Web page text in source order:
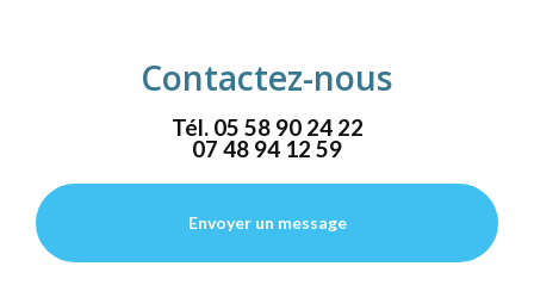
Contactez-nous
Tél. 05 58 90 24 22
07 48 94 12 59
Envoyer un message